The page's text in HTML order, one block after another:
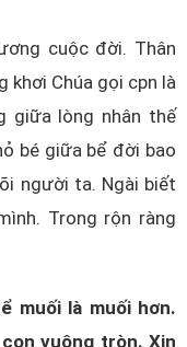
cuộc đời. Thân
khơi Chúa gọi cpn là
giữa lòng nhân thế
bé giữa bể đời bao
người ta. Ngài biết
Trong rộn ràng
muối là muối hơn.
vuông tròn. Xin